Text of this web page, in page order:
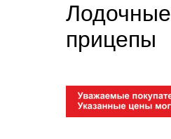
Лодочные
прицепы